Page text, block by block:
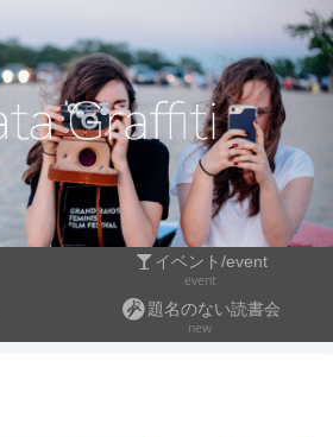
イベント/event
event
題名のない読書会
new